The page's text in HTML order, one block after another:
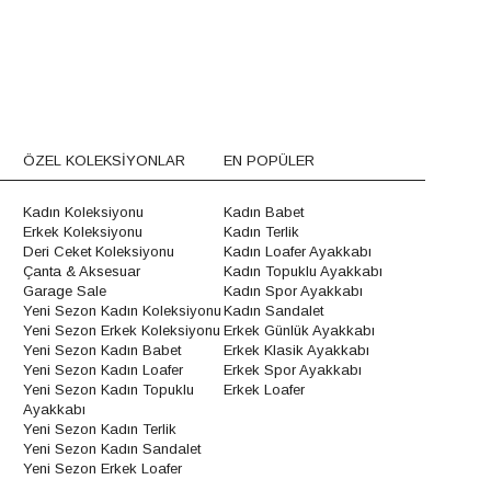
ÖZEL KOLEKSİYONLAR
Kadın Koleksiyonu
Erkek Koleksiyonu
Deri Ceket Koleksiyonu
Çanta & Aksesuar
Garage Sale
Yeni Sezon Kadın Koleksiyonu
Yeni Sezon Erkek Koleksiyonu
Yeni Sezon Kadın Babet
Yeni Sezon Kadın Loafer
Yeni Sezon Kadın Topuklu
Ayakkabı
Yeni Sezon Kadın Terlik
Yeni Sezon Kadın Sandalet
Yeni Sezon Erkek Loafer
EN POPÜLER
Kadın Babet
Kadın Terlik
Kadın Loafer Ayakkabı
Kadın Topuklu Ayakkabı
Kadın Spor Ayakkabı
Kadın Sandalet
Erkek Günlük Ayakkabı
Erkek Klasik Ayakkabı
Erkek Spor Ayakkabı
Erkek Loafer